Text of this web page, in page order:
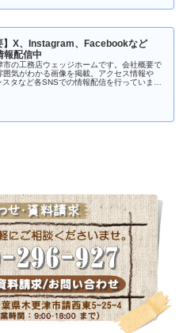
】X、Instagram、Facebookなど
報配信中
市の工務店ウェッジホームです。会社概要で
囲気がわかる画像を掲載。アクセス情報や
スタなど各SNSでの情報配信を行っていま